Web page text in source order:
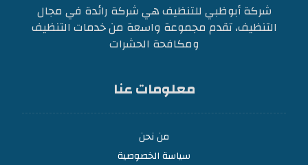
شركة أبوظبي للتنظيف هي شركة رائدة في مجال
التنظيف، تقدم مجموعة واسعة من خدمات التنظيف
ومكافحة الحشرات
معلومات عنا
من نحن
سياسة الخصوصية